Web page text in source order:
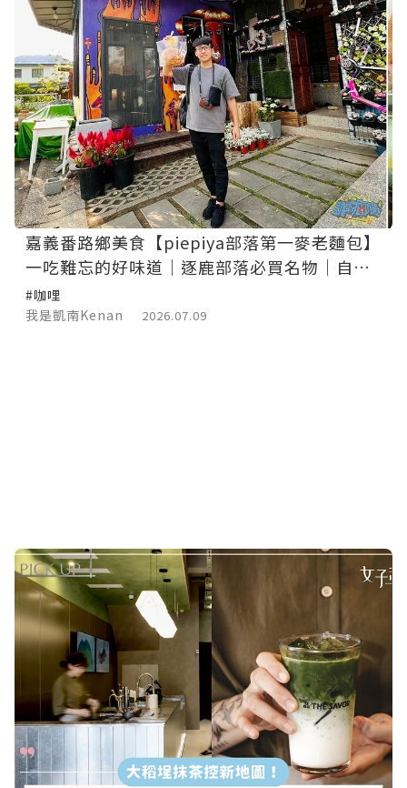
嘉義番路鄉美食【piepiya部落第一麥老麵包】
一吃難忘的好味道｜逐鹿部落必買名物｜自製
薑黃起司咖哩醬好百搭！
#咖哩
我是凱南Kenan
2026.07.09